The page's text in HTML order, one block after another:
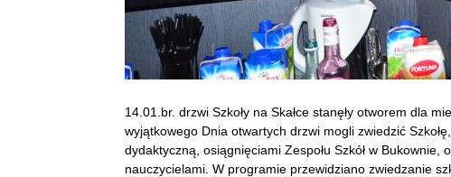
14.01.br. drzwi Szkoły na Skałce stanęły otworem dla
wyjątkowego Dnia otwartych drzwi mogli zwiedzić
dydaktyczną, osiągnięciami Zespołu Szkół w
nauczycielami. W programie przewidziano zwiedzanie